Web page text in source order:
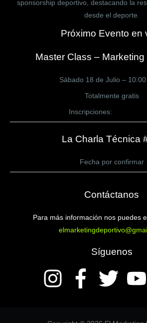
sponsorship deportivo, destacando la
desde el deporte.
Próximo Evento en
Master Class – Marketing
Sábado 18 de Julio –
Totalmente gratis
Inscripciones:
La Charla Técnica
Fecha por confirmar
Contáctanos
Para más información nos puedes
Síguenos